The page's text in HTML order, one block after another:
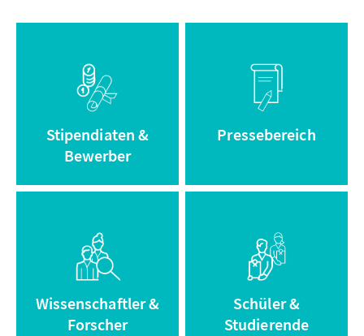
Stipendiaten &
Bewerber
Informationen
zum
Stipendium
Pressebereich
Zum
Pressebereich
Wissenschaftler &
Forscher
Zum Archiv
Schüler &
Studierende
Zum Adenauer
Campus